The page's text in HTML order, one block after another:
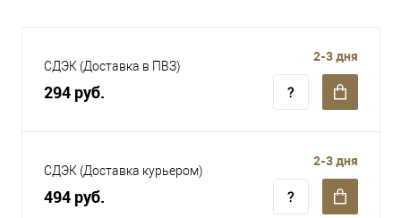
СДЭК (Доставка в ПВЗ)
294 руб.
2-3 дня
СДЭК (Доставка курьером)
494 руб.
2-3 дня